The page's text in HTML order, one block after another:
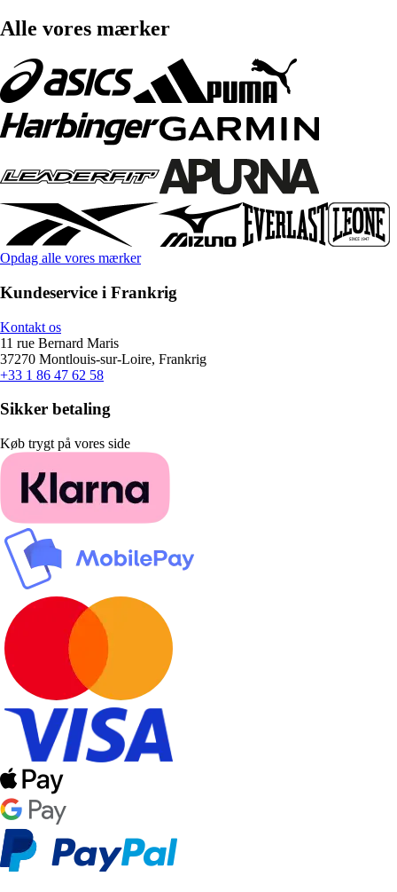
Alle vores mærker
Opdag alle vores mærker
Kundeservice i Frankrig
Kontakt os
11 rue Bernard Maris
37270 Montlouis-sur-Loire, Frankrig
+33 1 86 47 62 58
Sikker betaling
Køb trygt på vores side